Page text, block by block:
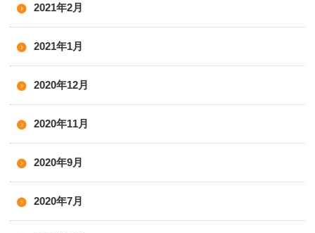
2021年2月
2021年1月
2020年12月
2020年11月
2020年9月
2020年7月